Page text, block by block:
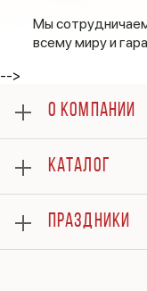
Мы
всему миру и
-->
О КОМПАНИИ
Оплата
Отзывы
Гарантии
Доставка
Вопросы и ответы
КАТАЛОГ
Букеты
Композиции
ПРАЗДНИКИ